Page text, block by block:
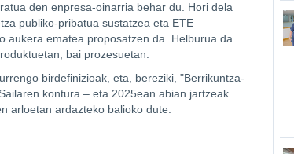
den enpresa-oinarria behar du. Hori dela
publiko-pribatua sustatzea eta ETE
aukera ematea proposatzen da. Helburua da
bai prozesuetan.
birdefinizioak, eta, bereziki, "Berrikuntza-
kontura – eta 2025ean abian jartzeak
arloetan ardazteko balioko dute.